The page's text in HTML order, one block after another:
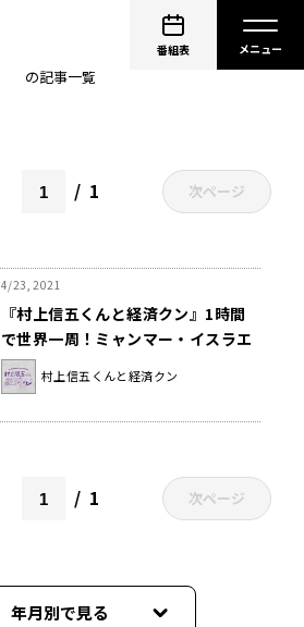
番組表
の記事一覧
1 次ページ
4/23, 2021
『村上信五くんと経済クン』1時間
で世界一周！ミャンマー・イスラエ
ル・ニューヨークからのワールドリ
ポート！
村上信五くんと経済クン
1 次ページ
年月別で見る